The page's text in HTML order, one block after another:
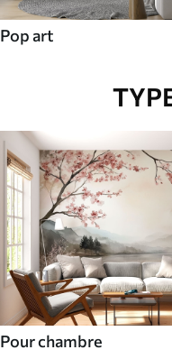
Pop art
Pour chambre